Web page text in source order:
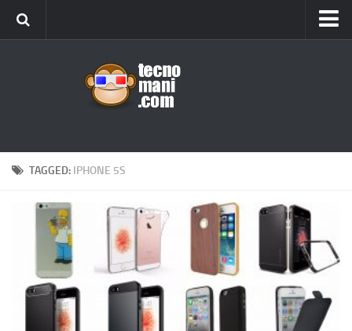
Windows
News
Cellulari
Recensioni
Contact Us
TAGGED: IPHONE 5S